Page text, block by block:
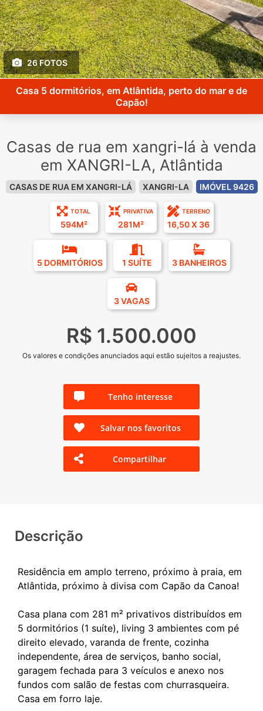
26 FOTOS
Casa 5 dormitórios, em Atlântida, perto do mar e de
Capão!
Casas de rua em xangri-lá à venda
em XANGRI-LA, Atlântida
CASAS DE RUA EM XANGRI-LÁ XANGRI-LA IMÓVEL 9426
TOTAL
594M²
PRIVATIVA
281M²
TERRENO
16,50 X 36
5 DORMITÓRIOS 1 SUÍTE 3 BANHEIROS
3 VAGAS
R$ 1.500.000
Os valores e condições anunciados aqui estão sujeitos a reajustes.
Tenho interesse
Salvar nos favoritos
Compartilhar
Descrição
Residência em amplo terreno, próximo à praia, em
Atlântida, próximo à divisa com Capão da Canoa!
Casa plana com 281 m² privativos distribuídos em
5 dormitórios (1 suíte), living 3 ambientes com pé
direito elevado, varanda de frente, cozinha
independente, área de serviços, banho social,
garagem fechada para 3 veículos e anexo nos
fundos com salão de festas com churrasqueira.
Casa em forro laje.